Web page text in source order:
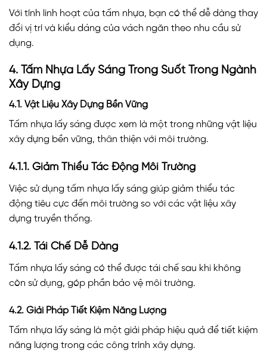
Với tính linh hoạt của tấm nhựa, bạn có thể dễ dàng thay
đổi vị trí và kiểu dáng của vách ngăn theo nhu cầu sử
dụng.
4. Tấm Nhựa Lấy Sáng Trong Suốt Trong Ngành
Xây Dựng
4.1. Vật Liệu Xây Dựng Bền Vững
Tấm nhựa lấy sáng được xem là một trong những vật liệu
xây dựng bền vững, thân thiện với môi trường.
4.1.1. Giảm Thiểu Tác Động Môi Trường
Việc sử dụng tấm nhựa lấy sáng giúp giảm thiểu tác
động tiêu cực đến môi trường so với các vật liệu xây
dựng truyền thống.
4.1.2. Tái Chế Dễ Dàng
Tấm nhựa lấy sáng có thể được tái chế sau khi không
còn sử dụng, góp phần bảo vệ môi trường.
4.2. Giải Pháp Tiết Kiệm Năng Lượng
Tấm nhựa lấy sáng là một giải pháp hiệu quả để tiết kiệm
năng lượng trong các công trình xây dựng.